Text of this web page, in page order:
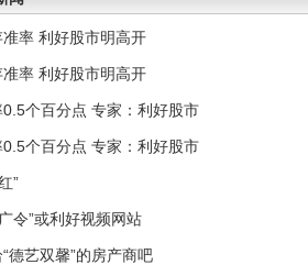
率 利好股市明高开
率 利好股市明高开
个百分点 专家：利好股市
个百分点 专家：利好股市
”
令”或利好视频网站
德艺双馨”的房产商吧